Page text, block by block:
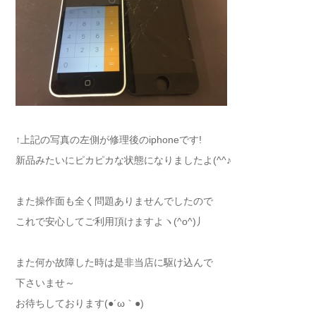
↑上記の写真の左側が修理後のiphoneです!
新品みたいにピカピカな状態になりましたよ(^^♪
また操作面も全く問題ありませんでしたので
これで安心してご利用頂けますよヽ(^o^)丿
また何か故障した時は是非当店に駆け込んで
下さいませ～
お待ちしております(●´ω｀●)